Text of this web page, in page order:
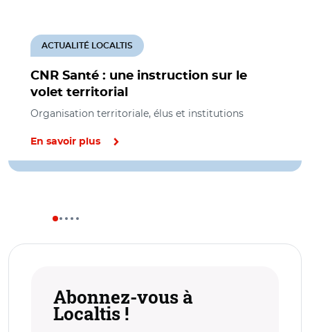
CNR Santé : une instruction sur le
volet territorial
ACTUALITÉ LOCALTIS
Organisation territoriale, élus et institutions
En savoir plus
Abonnez-vous à
Localtis !